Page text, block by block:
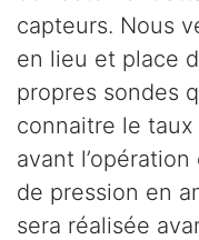
capteurs. Nous
en lieu et place
propres sondes
connaitre le taux
avant
de pression en
sera réalisée